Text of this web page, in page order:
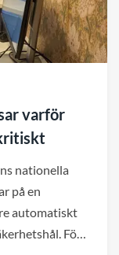
varför
nationella
på en
automatiskt
För